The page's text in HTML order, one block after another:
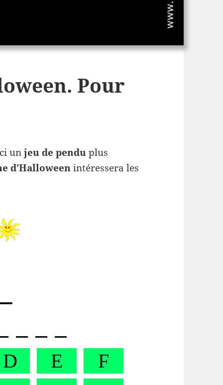
Pour
unjeu de penduplus
d’Halloweenintéressera les